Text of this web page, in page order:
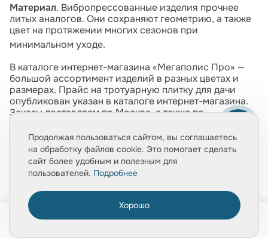
Материал. Вибропрессованные изделия прочнее
литых аналогов. Они сохраняют геометрию, а также
цвет на протяжении многих сезонов при
минимальном уходе.
В каталоге интернет-магазина «Мегаполис Про» —
большой ассортимент изделий в разных цветах и
размерах. Прайс на тротуарную плитку для дачи
опубликован указан в каталоге интернет-магазина.
Заказы доставляем по Москве, а также по
Видео по теме
17:00
6:24
9:08
Продолжая пользоваться сайтом, вы соглашаетесь
на обработку файлов cookie. Это помогает сделать
сайт более удобным и полезным для
пользователей. Подробнее
Хорошо